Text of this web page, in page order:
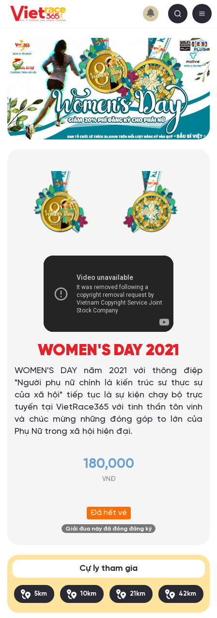
WOMEN'S DAY 2021
WOMEN'S DAY năm 2021 với thông điệp
"Người phụ nữ chính là kiến ​​trúc sư thực sự
của xã hội" tiếp tục là sự kiện chạy bộ trực
tuyến tại VietRace365 với tinh thần tôn vinh
và chúc mừng những đóng góp to lớn của
Phụ Nữ trong xã hội hiện đại.
180,000
VNĐ
Đã hết vé
Giải đua này đã đóng đăng ký
Cự ly tham gia
5km 10km 21km 42km